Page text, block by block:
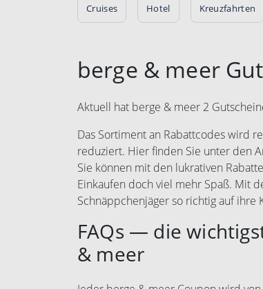
Cruises Hotel Kreuzfahrten
berge & meer
Aktuell hat berge & meer 2
Das Sortiment an Rabattcodes wird
reduziert. Hier finden Sie unter den
Sie können mit den lukrativen
Einkaufen doch viel mehr Spaß. Mit
Schnäppchenjäger so richtig auf ihre
FAQs — die
& meer